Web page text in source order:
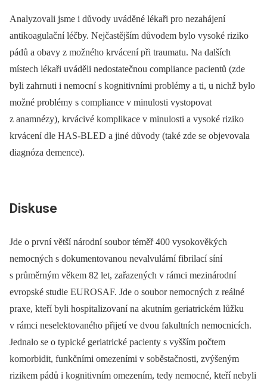
Analyzovali jsme i důvody uváděné lékaři pro nezahájení
antikoagulační léčby. Nejčastějším důvodem bylo vysoké riziko
pádů a obavy z možného krvácení při traumatu. Na dalších
místech lékaři uváděli nedostatečnou compliance pacientů (zde
byli zahrnuti i nemocní s kognitivními problémy a ti, u nichž bylo
možné problémy s compliance v minulosti vystopovat
z anamnézy), krvácivé komplikace v minulosti a vysoké riziko
krvácení dle HAS-BLED a jiné důvody (také zde se objevovala
diagnóza demence).
Diskuse
Jde o první větší národní soubor téměř 400 vysokověkých
nemocných s dokumentovanou nevalvulární fibrilací síní
s průměrným věkem 82 let, zařazených v rámci mezinárodní
evropské studie EUROSAF. Jde o soubor nemocných z reálné
praxe, kteří byli hospitalizovaní na akutním geriatrickém lůžku
v rámci neselektovaného přijetí ve dvou fakultních nemocnicích.
Jednalo se o typické geriatrické pacienty s vyšším počtem
komorbidit, funkčními omezeními v soběstačnosti, zvýšeným
rizikem pádů i kognitivním omezením, tedy nemocné, kteří nebyli